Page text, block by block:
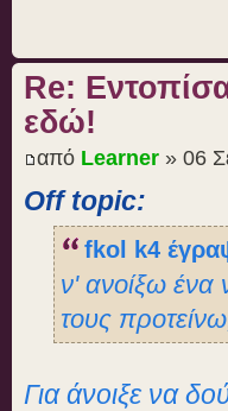
Re:
εδώ!
από Learner » 06
Off topic:
fkol k4
ν' ανοίξω ένα
τους
Για άνοιξε να